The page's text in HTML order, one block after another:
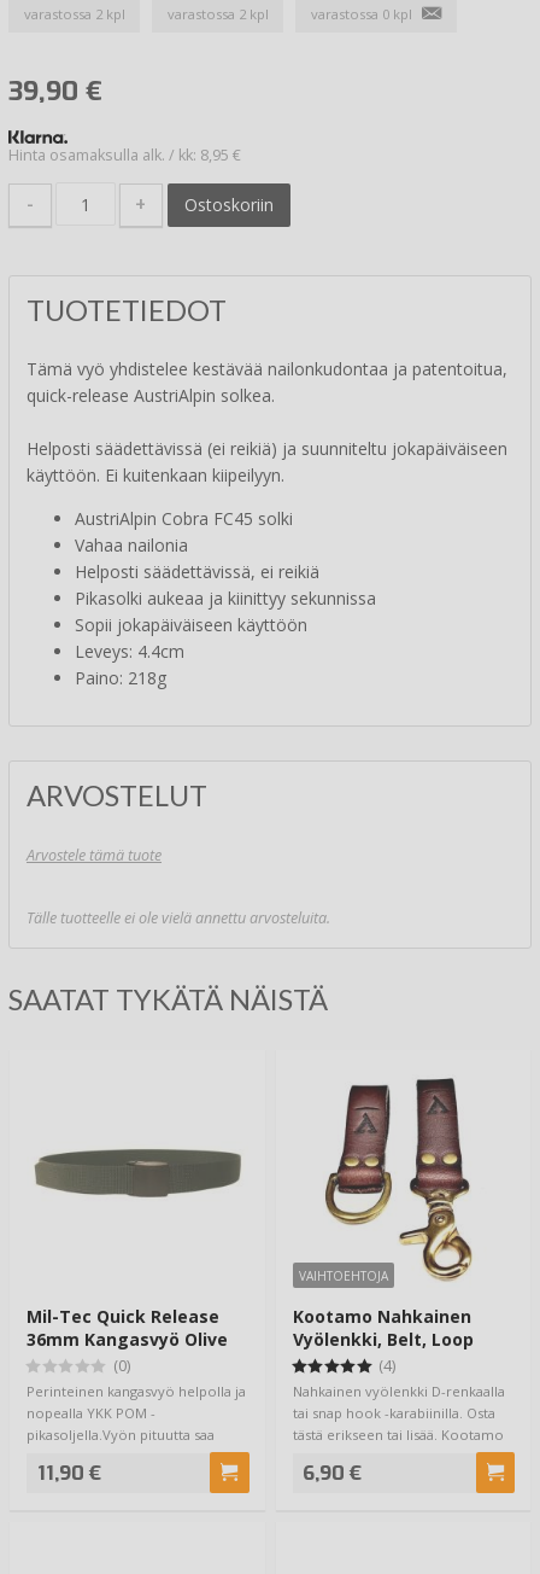
varastossa 2 kpl varastossa 2 kpl varastossa 0 kpl
39,90 €
Hinta osamaksulla alk. / kk: 8,95 €
- + Ostoskoriin
TUOTETIEDOT
Tämä vyö yhdistelee kestävää nailonkudontaa ja patentoitua,
quick-release AustriAlpin solkea.
Helposti säädettävissä (ei reikiä) ja suunniteltu jokapäiväiseen
käyttöön. Ei kuitenkaan kiipeilyyn.
AustriAlpin Cobra FC45 solki
Vahaa nailonia
Helposti säädettävissä, ei reikiä
Pikasolki aukeaa ja kiinittyy sekunnissa
Sopii jokapäiväiseen käyttöön
Leveys: 4.4cm
Paino: 218g
ARVOSTELUT
Arvostele tämä tuote
Tälle tuotteelle ei ole vielä annettu arvosteluita.
SAATAT TYKÄTÄ NÄISTÄ
Mil-Tec Quick Release
36mm Kangasvyö Olive
(0)
Perinteinen kangasvyö helpolla ja
nopealla YKK POM -
pikasoljella.Vyön pituutta saa
11,90 €
VAIHTOEHTOJA
Kootamo Nahkainen
Vyölenkki, Belt, Loop
(4)
Nahkainen vyölenkki D-renkaalla
tai snap hook -karabiinilla. Osta
tästä erikseen tai lisää. Kootamo
6,90 €